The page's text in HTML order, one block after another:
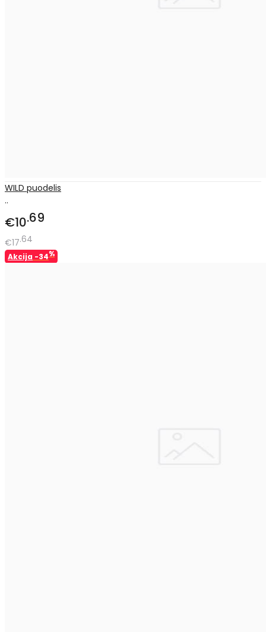
WILD puodelis
..
€10 69
€17 64
Akcija -34%